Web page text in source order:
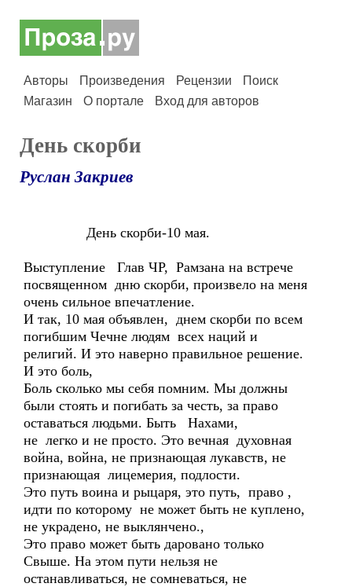
Авторы Произведения Рецензии
Поиск
Магазин
О портале Вход для авторов
День скорби
Руслан Закриев
День скорби-10 мая.
Выступление Глав ЧР, Рамзана на встрече
посвященном дню скорби, произвело на меня
очень сильное впечатление.
И так, 10 мая объявлен, днем скорби по всем
погибшим Чечне людям всех наций и
религий. И это наверно правильное решение.
И это боль,
Боль сколько мы себя помним. Мы должны
были стоять и погибать за честь, за право
оставаться людьми. Быть Нахами,
не легко и не просто. Это вечная духовная
война, война, не признающая лукавств, не
признающая лицемерия, подлости.
Это путь воина и рыцаря, это путь, право ,
идти по которому не может быть не куплено,
не украдено, не выклянчено.,
Это право может быть даровано только
Свыше. На этом пути нельзя не
останавливаться, не сомневаться, не